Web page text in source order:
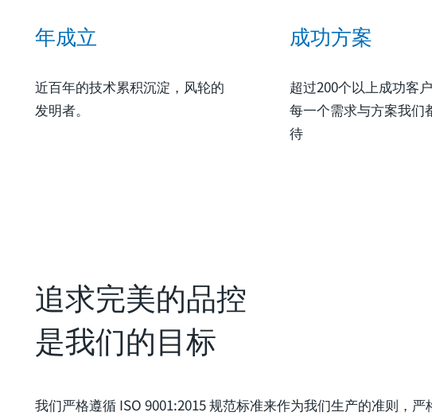
年成立
近百年的技术累积沉淀，风轮的
发明者。
成功方案
超过200个以上成功客
每一个需求与方案我们
待
追求完美的品控
是我们的目标
我们严格遵循 ISO 9001:2015 规范标准来作为我们生产的准则，严